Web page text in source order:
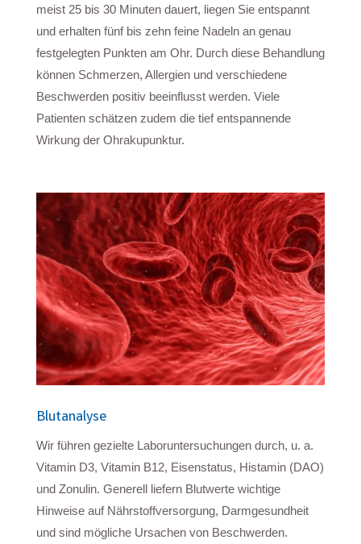
meist 25 bis 30 Minuten dauert, liegen Sie entspannt
und erhalten fünf bis zehn feine Nadeln an genau
festgelegten Punkten am Ohr. Durch diese Behandlung
können Schmerzen, Allergien und verschiedene
Beschwerden positiv beeinflusst werden. Viele
Patienten schätzen zudem die tief entspannende
Wirkung der Ohrakupunktur.
Blutanalyse
Wir führen gezielte Laboruntersuchungen durch, u. a.
Vitamin D3, Vitamin B12, Eisenstatus, Histamin (DAO)
und Zonulin. Generell liefern Blutwerte wichtige
Hinweise auf Nährstoffversorgung, Darmgesundheit
und sind mögliche Ursachen von Beschwerden.